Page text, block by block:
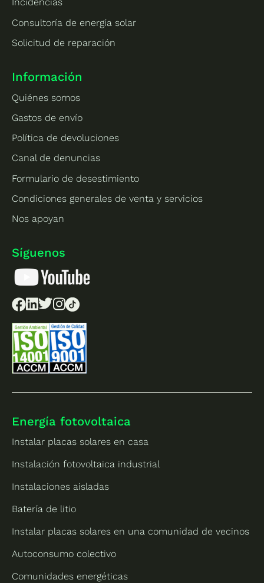
Consultoría de energía solar
Solicitud de reparación
Información
Quiénes somos
Gastos de envío
Política de devoluciones
Canal de denuncias
Formulario de desestimiento
Condiciones generales de venta y servicios
Nos apoyan
Síguenos
Energía fotovoltaica
Instalar placas solares en casa
Instalación fotovoltaica industrial
Instalaciones aisladas
Batería de litio
Instalar placas solares en una comunidad de vecinos
Autoconsumo colectivo
Comunidades energéticas